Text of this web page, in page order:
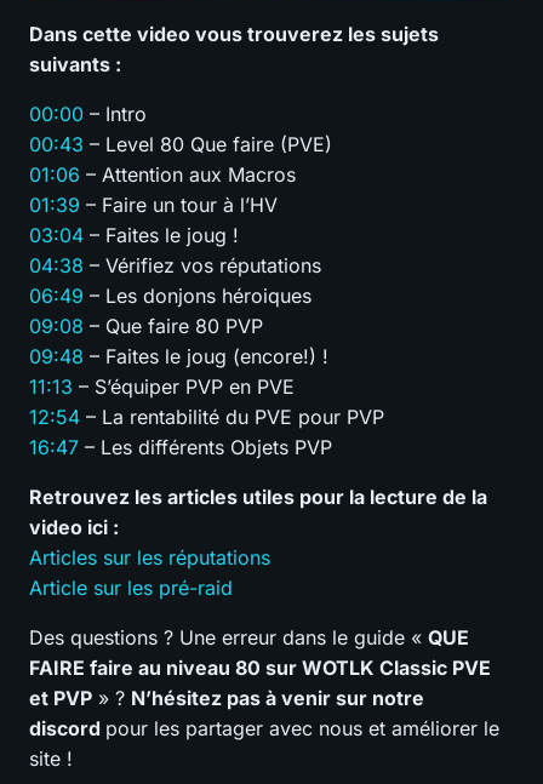
Dans cette video vous trouverez les sujets
suivants :
00:00 – Intro
00:43 – Level 80 Que faire (PVE)
01:06 – Attention aux Macros
01:39 – Faire un tour à l’HV
03:04 – Faites le joug !
04:38 – Vérifiez vos réputations
06:49 – Les donjons héroiques
09:08 – Que faire 80 PVP
09:48 – Faites le joug (encore!) !
11:13 – S’équiper PVP en PVE
12:54 – La rentabilité du PVE pour PVP
16:47 – Les différents Objets PVP
Retrouvez les articles utiles pour la lecture de la
video ici :
Articles sur les réputations
Article sur les pré-raid
Des questions ? Une erreur dans le guide « QUE
FAIRE faire au niveau 80 sur WOTLK Classic PVE
et PVP » ? N’hésitez pas à venir sur notre
discord pour les partager avec nous et améliorer le
site !